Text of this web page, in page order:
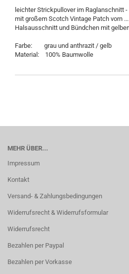
leichter Strickpullover im Raglanschnitt
mit großem Scotch Vintage Patch vorn ...
Halsausschnitt und Bündchen mit
Farbe: grau und anthrazit / gelb
Material: 100% Baumwolle
MEHR ÜBER...
Impressum
Kontakt
Versand- & Zahlungsbedingungen
Widerrufsrecht & Widerrufsformular
Widerrufsrecht
Bezahlen per Paypal
Bezahlen per Vorkasse